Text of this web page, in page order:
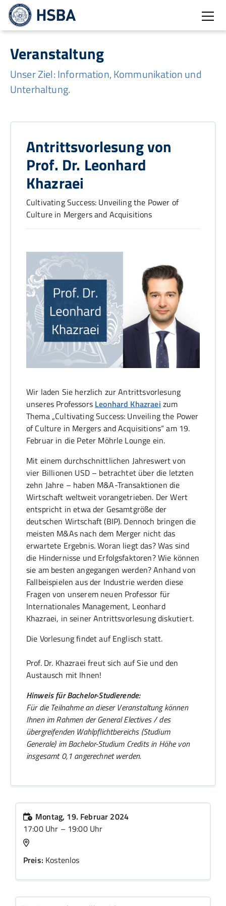
Veranstaltung
Unser Ziel: Information, Kommunikation und
Unterhaltung.
Antrittsvorlesung von
Prof. Dr. Leonhard
Khazraei
Cultivating Success: Unveiling the Power of
Culture in Mergers and Acquisitions
Wir laden Sie herzlich zur Antrittsvorlesung
unseres Professors Leonhard Khazraei zum
Thema „Cultivating Success: Unveiling the Power
of Culture in Mergers and Acquisitions“ am 19.
Februar in die Peter Möhrle Lounge ein.
Mit einem durchschnittlichen Jahreswert von
vier Billionen USD – betrachtet über die letzten
zehn Jahre – haben M&A-Transaktionen die
Wirtschaft weltweit vorangetrieben. Der Wert
entspricht in etwa der Gesamtgröße der
deutschen Wirtschaft (BIP). Dennoch bringen die
meisten M&As nach dem Merger nicht das
erwartete Ergebnis. Woran liegt das? Was sind
die Hindernisse und Erfolgsfaktoren? Wie können
sie am besten angegangen werden? Anhand von
Fallbeispielen aus der Industrie werden diese
Fragen von unserem neuen Professor für
Internationales Management, Leonhard
Khazraei, in seiner Antrittsvorlesung diskutiert.
Die Vorlesung findet auf Englisch statt.
Prof. Dr. Khazraei freut sich auf Sie und den
Austausch mit Ihnen!
Hinweis für Bachelor-Studierende:
Für die Teilnahme an dieser Veranstaltung können
Ihnen im Rahmen der General Electives / des
übergreifenden Wahlpflichtbereichs (Studium
Generale) im Bachelor-Studium Credits in Höhe von
insgesamt 0,1 angerechnet werden.
Montag, 19. Februar 2024
17:00 Uhr – 19:00 Uhr
Preis: Kostenlos